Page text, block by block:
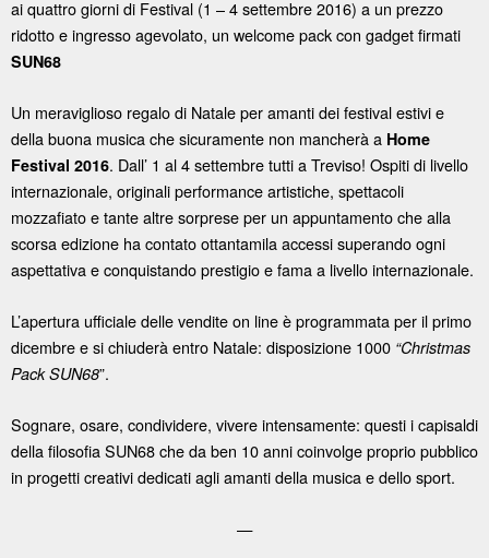
ai quattro giorni di Festival (1 – 4 settembre 2016) a un prezzo
ridotto e ingresso agevolato, un welcome pack con gadget firmati
SUN68
Un meraviglioso regalo di Natale per amanti dei festival estivi e
della buona musica che sicuramente non mancherà a Home
Festival 2016. Dall’ 1 al 4 settembre tutti a Treviso! Ospiti di livello
internazionale, originali performance artistiche, spettacoli
mozzafiato e tante altre sorprese per un appuntamento che alla
scorsa edizione ha contato ottantamila accessi superando ogni
aspettativa e conquistando prestigio e fama a livello internazionale.
L’apertura ufficiale delle vendite on line è programmata per il primo
dicembre e si chiuderà entro Natale: disposizione 1000 “Christmas
Pack SUN68”.
Sognare, osare, condividere, vivere intensamente: questi i capisaldi
della filosofia SUN68 che da ben 10 anni coinvolge proprio pubblico
in progetti creativi dedicati agli amanti della musica e dello sport.
—